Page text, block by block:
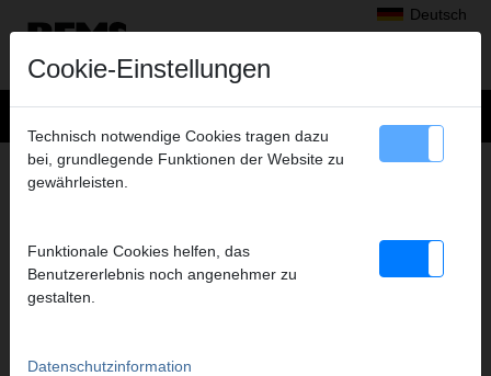
Deutsch
Produkte>Gewindeschneiden, Rollnuten >REMS Amigo 22 V
> Abstützbügel Amigo 2 Compact
/AMIGO 22V
Art.-Nr. 543010
Abstützbügel Amigo 2 Compact, Akku-Amigo
Cookie-Einstellungen
Technisch notwendige Cookies tragen dazu
bei, grundlegende Funktionen der Website zu
gewährleisten.
Funktionale Cookies helfen, das
Benutzererlebnis noch angenehmer zu
gestalten.
Datenschutzinformation